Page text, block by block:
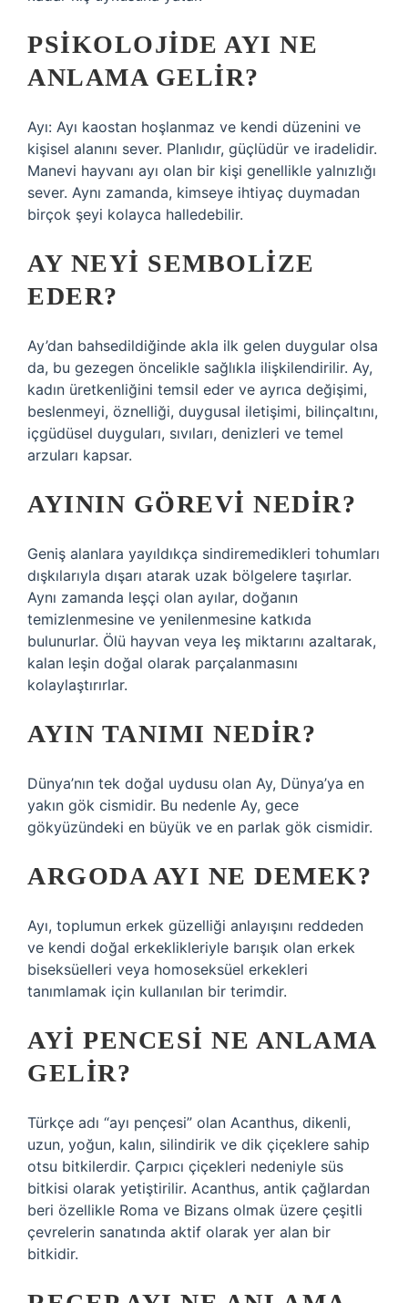
PSIKOLOJIDE AYI NE
ANLAMA GELIR?
Ayı: Ayı kaostan hoşlanmaz ve kendi düzenini ve
kişisel alanını sever. Planlıdır, güçlüdür ve iradelidir.
Manevi hayvanı ayı olan bir kişi genellikle yalnızlığı
sever. Aynı zamanda, kimseye ihtiyaç duymadan
birçok şeyi kolayca halledebilir.
AY NEYI SEMBOLIZE
EDER?
Ay’dan bahsedildiğinde akla ilk gelen duygular olsa
da, bu gezegen öncelikle sağlıkla ilişkilendirilir. Ay,
kadın üretkenliğini temsil eder ve ayrıca değişimi,
beslenmeyi, öznelliği, duygusal iletişimi, bilinçaltını,
içgüdüsel duyguları, sıvıları, denizleri ve temel
arzuları kapsar.
AYININ GÖREVI NEDIR?
Geniş alanlara yayıldıkça sindiremedikleri tohumları
dışkılarıyla dışarı atarak uzak bölgelere taşırlar.
Aynı zamanda leşçi olan ayılar, doğanın
temizlenmesine ve yenilenmesine katkıda
bulunurlar. Ölü hayvan veya leş miktarını azaltarak,
kalan leşin doğal olarak parçalanmasını
kolaylaştırırlar.
AYIN TANIMI NEDIR?
Dünya’nın tek doğal uydusu olan Ay, Dünya’ya en
yakın gök cismidir. Bu nedenle Ay, gece
gökyüzündeki en büyük ve en parlak gök cismidir.
ARGODA AYI NE DEMEK?
Ayı, toplumun erkek güzelliği anlayışını reddeden
ve kendi doğal erkeklikleriyle barışık olan erkek
biseksüelleri veya homoseksüel erkekleri
tanımlamak için kullanılan bir terimdir.
AYI PENCESI NE ANLAMA
GELIR?
Türkçe adı “ayı pençesi” olan Acanthus, dikenli,
uzun, yoğun, kalın, silindirik ve dik çiçeklere sahip
otsu bitkilerdir. Çarpıcı çiçekleri nedeniyle süs
bitkisi olarak yetiştirilir. Acanthus, antik çağlardan
beri özellikle Roma ve Bizans olmak üzere çeşitli
çevrelerin sanatında aktif olarak yer alan bir
bitkidir.